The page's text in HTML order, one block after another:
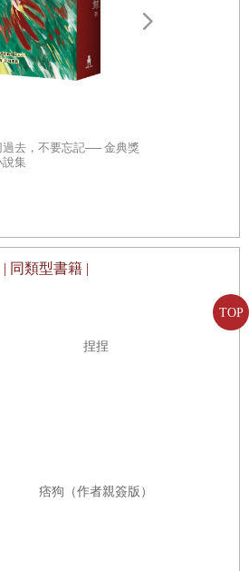
TOP
去，不要忘記── 金典獎
集
| 同類型書籍 |
捏捏
痞狗（作者親簽版）